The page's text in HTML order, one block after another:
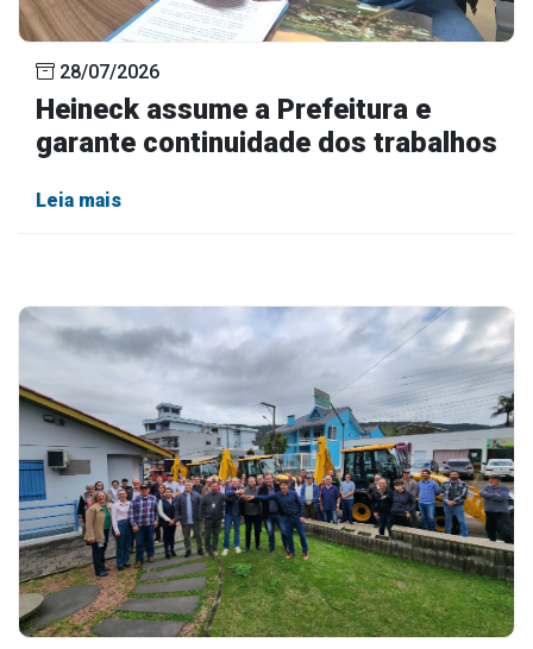
28/07/2026
Heineck assume a Prefeitura e
garante continuidade dos trabalhos
Leia mais